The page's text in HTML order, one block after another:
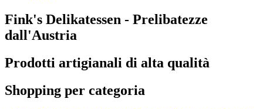
Fink's Delikatessen - Prelibatezze
dall'Austria
Prodotti artigianali di alta qualità
Shopping per categoria